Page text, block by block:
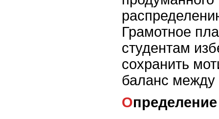
Грамотное
студентам
сохранить
баланс между